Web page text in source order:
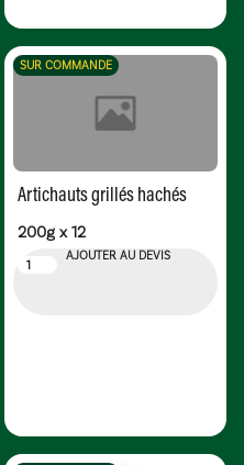
Artichauts grillés hachés
200g x 12
AJOUTER AU DEVIS
SUR COMMANDE